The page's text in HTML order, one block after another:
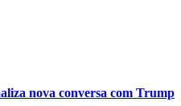
nova conversa com Trump